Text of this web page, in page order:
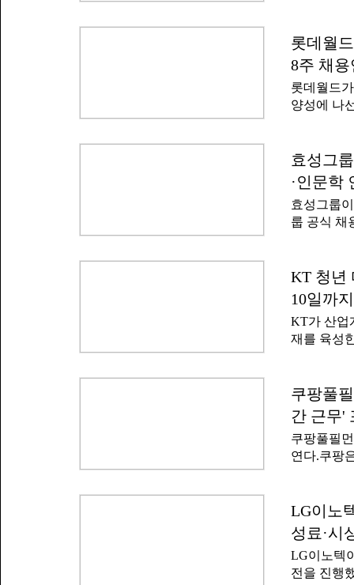
인재 육성
전 프로젝
공
솔루션은
보유한 창
이 주최·
금회가 지
참가 접수
문제 해결
정 내 비효
이터 분석,
은 아이디
개념검증
롯데월
8주 채
롯데월드
양성에 나
에는 이경
학장직무
통해 현장
규직 채용
진한다. 학
직무 전문
비 전기 분
다.어트랙
효성그
·인문학
효성그룹
룹 공식 채
업 예정자
지지 않았
순으로 진
싶은 자 △
보훈·장애
세대엔 기
한다'며 '변
KT 청년
10일까
KT가 산업
재를 육성
인재 양성
3500명의
전환(DX)
개월 동안
원 대상은
량을 강화
디서나 같
쿠팡풀
간 근무'
쿠팡풀필
연다.쿠팡
에는 창원,
장 물류사
무 스케줄
하루 4시
일자리도
LG이노
성료·시
LG이노텍
전을 진행